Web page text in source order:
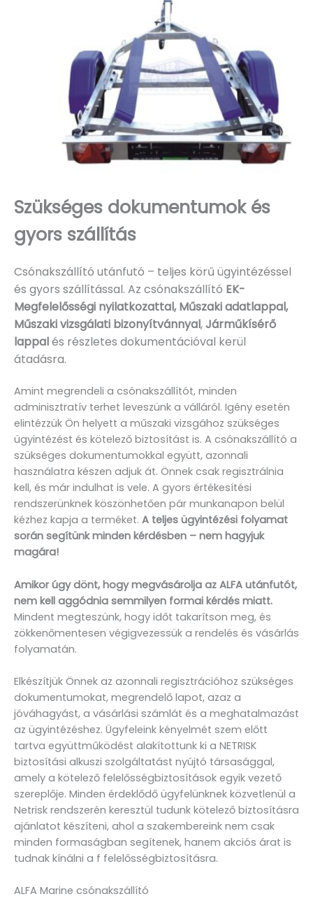
Szükséges dokumentumok és
gyors szállítás
Csónakszállító utánfutó – teljes körű ügyintézéssel
és gyors szállítással. Az csónakszállító EK-
Megfelelősségi nyilatkozattal, Műszaki adatlappal,
Műszaki vizsgálati bizonyítvánnyal,Járműkísérő
lappalés részletes dokumentációval kerül
átadásra.
Amint megrendeli a csónakszállítót, minden
adminisztratív terhet leveszünk a válláról. Igény esetén
elintézzük Ön helyett a műszaki vizsgához szükséges
ügyintézést és kötelező biztosítást is. A csónakszállító a
szükséges dokumentumokkal együtt, azonnali
használatra készen adjuk át. Önnek csak regisztrálnia
kell, és már indulhat is vele. A gyors értékesítési
rendszerünknek köszönhetően pár munkanapon belül
kézhez kapja a terméket. A teljes ügyintézési folyamat
során segítünk minden kérdésben – nem hagyjuk
magára!
Amikor úgy dönt, hogy megvásárolja az ALFA utánfutót,
nem kell aggódnia semmilyen formai kérdés miatt.
Mindent megteszünk, hogy időt takarítson meg, és
zökkenőmentesen végigvezessük a rendelés és vásárlás
folyamatán.
Elkészítjük Önnek az azonnali regisztrációhoz szükséges
dokumentumokat, megrendelő lapot, azaz a
jóváhagyást, a vásárlási számlát és a meghatalmazást
az ügyintézéshez. Ügyfeleink kényelmét szem előtt
tartva együttműködést alakítottunk ki a NETRISK
biztosítási alkuszi szolgáltatást nyújtó társasággal,
amely a kötelező felelősségbiztosítások egyik vezető
szereplője. Minden érdeklődő ügyfelünknek közvetlenül a
Netrisk rendszerén keresztül tudunk kötelező biztosításra
ajánlatot készíteni, ahol a szakembereink nem csak
minden formaságban segítenek, hanem akciós árat is
tudnak kínálni a f felelősségbiztosításra.
ALFA Marine csónakszállító